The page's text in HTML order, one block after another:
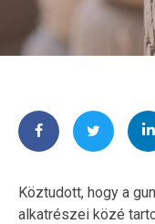
Köztudott, hogy a
alkatrészei közé